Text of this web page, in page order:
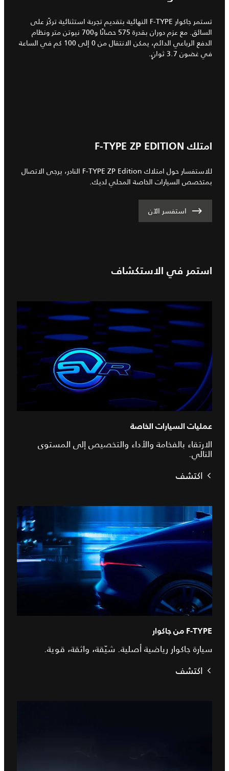
تستمر جاكوار F-TYPE النهائية بتقديم تجربة استثنائية تركّز على
السائق. مع عزم دوران بقدرة 575 حصانًا و700 نيوتن متر ونظام
الدفع الرباعي الدائم، يمكن الانتقال من 0 إلى 100 كم في الساعة
في غضون 3.7 ثوانٍ.
امتلك F-TYPE ZP EDITION
للاستفسار حول امتلاك F-TYPE ZP Edition النادر، يرجى الاتصال
بمتخصص السيارات الخاصة المحلي لديك.
استفسر الآن
استمر في الاستكشاف
عمليات السيارات الخاصة
الارتقاء بالفخامة والأداء والتخصيص إلى المستوى
التالي.
اكتشف
F-TYPE من جاكوار
سيارة جاكوار رياضية أصلية. شيّقة، واثقة، قوية.
اكتشف